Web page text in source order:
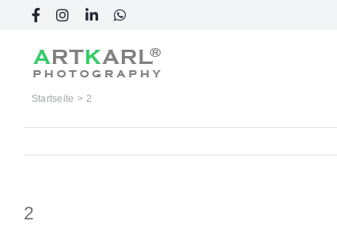
content
FacebookInstagram
LinkedInWhatsApp
Startseite 2
2